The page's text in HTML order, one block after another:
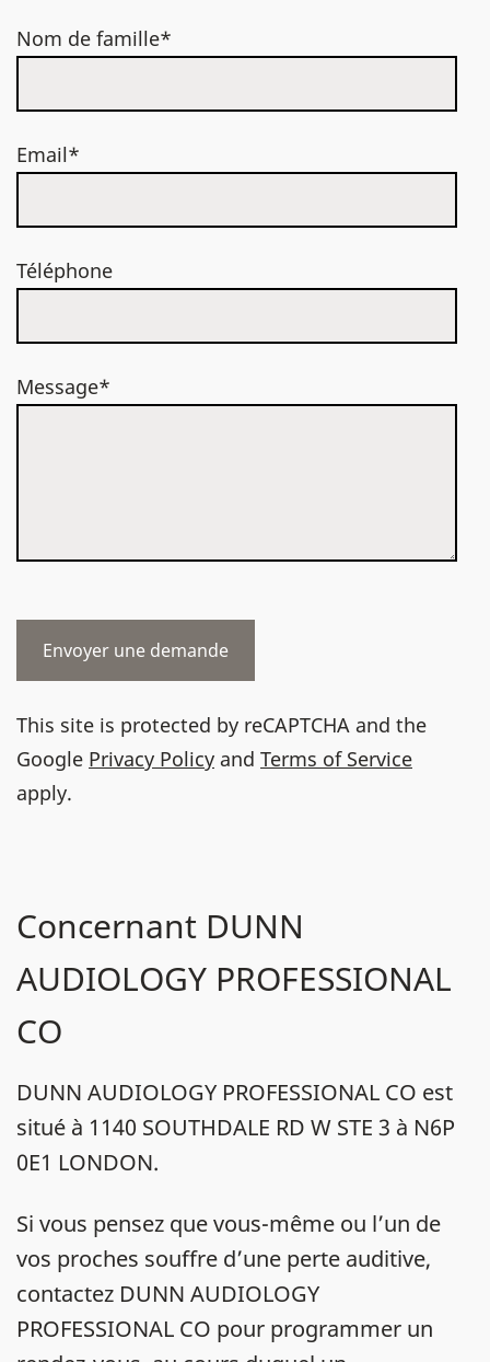
Nom de famille*
Email*
Téléphone
Message*
This site is protected by reCAPTCHA and the
Google Privacy Policy and Terms of Service
apply.
Concernant DUNN
AUDIOLOGY PROFESSIONAL
CO
DUNN AUDIOLOGY PROFESSIONAL CO est
situé à 1140 SOUTHDALE RD W STE 3 à N6P
0E1 LONDON.
Si vous pensez que vous-même ou l’un de
vos proches souffre d’une perte auditive,
contactez DUNN AUDIOLOGY
PROFESSIONAL CO pour programmer un